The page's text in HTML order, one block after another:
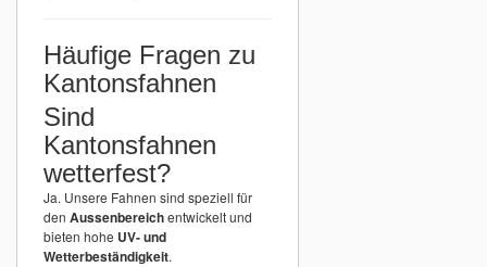
Häufige Fragen zu
Kantonsfahnen
Sind
Kantonsfahnen
wetterfest?
Ja. Unsere Fahnen sind speziell für
den Aussenbereichentwickelt und
bieten hohe UV- und
Wetterbeständigkeit.